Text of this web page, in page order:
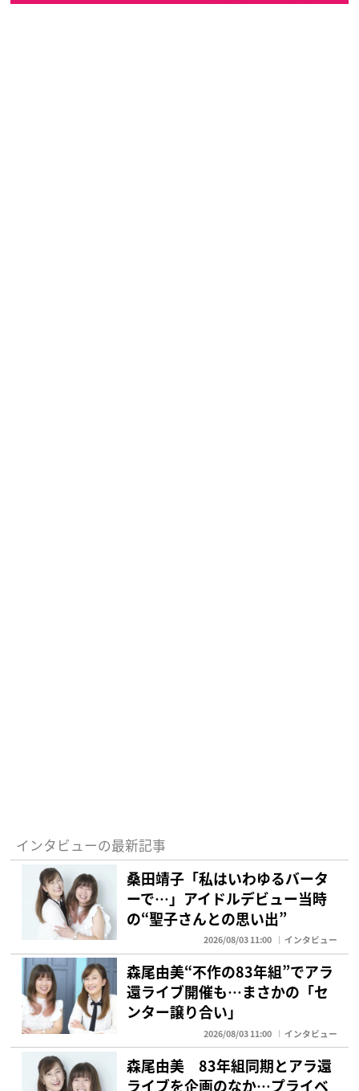
インタビューの最新記事
桑田靖子「私はいわゆるバータ
ーで…」アイドルデビュー当時
の“聖子さんとの思い出”
2026/08/03 11:00 インタビュー
森尾由美“不作の83年組”でアラ
還ライブ開催も…まさかの「セ
ンター譲り合い」
2026/08/03 11:00 インタビュー
森尾由美 83年組同期とアラ還
ライブを企画のなか…プライベ